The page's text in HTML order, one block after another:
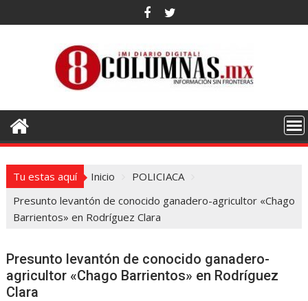
al
Tu estas aquí Inicio
POLICIACA
Presunto levantón de conocido ganadero-agricultor «Chago
Barrientos» en Rodríguez Clara
Presunto levantón de conocido ganadero-
agricultor «Chago Barrientos» en Rodríguez
Clara